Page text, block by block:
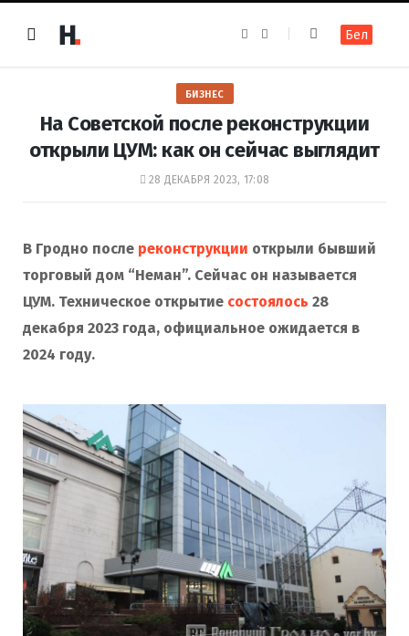
e
k
t
a
m
Бел
БИЗНЕС
На Советской после реконструкции
открыли ЦУМ: как он сейчас выглядит
28 ДЕКАБРЯ 2023, 17:08
В Гродно после реконструкции открыли бывший
торговый дом “Неман”. Сейчас он называется
ЦУМ. Техническое открытие состоялось 28
декабря 2023 года, официальное ожидается в
2024 году.